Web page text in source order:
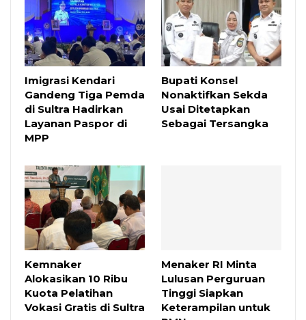
Imigrasi Kendari
Gandeng Tiga Pemda
di Sultra Hadirkan
Layanan Paspor di
MPP
Bupati Konsel
Nonaktifkan Sekda
Usai Ditetapkan
Sebagai Tersangka
Kemnaker
Alokasikan 10 Ribu
Kuota Pelatihan
Vokasi Gratis di Sultra
Menaker RI Minta
Lulusan Perguruan
Tinggi Siapkan
Keterampilan untuk